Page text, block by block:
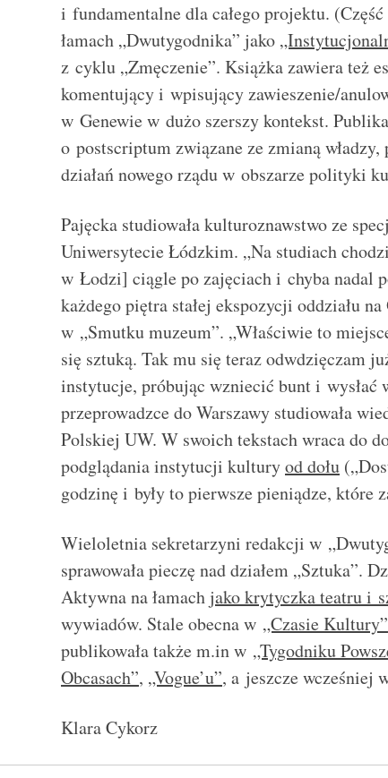
i fundamentalne dla całego projektu.
łamach „Dwutygodnika” jako
z cyklu „Zmęczenie”. Książka zawiera też
komentujący i wpisujący zawieszenie/
w Genewie w dużo szerszy kontekst.
o postscriptum związane ze zmianą
działań nowego rządu w obszarze polityki
Pajęcka studiowała kulturoznawstwo ze
Uniwersytecie Łódzkim. „Na studiach
w Łodzi] ciągle po zajęciach i chyba nadal
każdego piętra stałej ekspozycji oddziału
w „Smutku muzeum”. „Właściwie to
się sztuką. Tak mu się teraz odwdzięczam
instytucje, próbując wzniecić bunt i wysłać
przeprowadzce do Warszawy studiowała
Polskiej UW. W swoich tekstach wraca do
podglądania instytucji kulturyod dołu
godzinę i były to pierwsze pieniądze, które
Wieloletnia sekretarzyni redakcji w
sprawowała pieczę nad działem „Sztuka”.
Aktywna na łamach jako krytyczka teatru i
wywiadów. Stale obecna w „Czasie Kultury”
publikowała także m.in w „Tygodniku
Obcasach”, „Vogue’u”, a jeszcze wcześniej
Klara Cykorz